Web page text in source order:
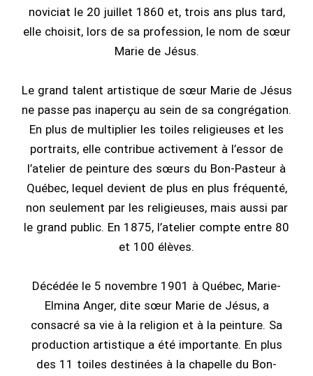
noviciat le 20 juillet 1860 et, trois ans plus tard,
elle choisit, lors de sa profession, le nom de sœur
Marie de Jésus.
Le grand talent artistique de sœur Marie de Jésus
ne passe pas inaperçu au sein de sa congrégation.
En plus de multiplier les toiles religieuses et les
portraits, elle contribue activement à l’essor de
l’atelier de peinture des sœurs du Bon-Pasteur à
Québec, lequel devient de plus en plus fréquenté,
non seulement par les religieuses, mais aussi par
le grand public. En 1875, l’atelier compte entre 80
et 100 élèves.
Décédée le 5 novembre 1901 à Québec, Marie-
Elmina Anger, dite sœur Marie de Jésus, a
consacré sa vie à la religion et à la peinture. Sa
production artistique a été importante. En plus
des 11 toiles destinées à la chapelle du Bon-